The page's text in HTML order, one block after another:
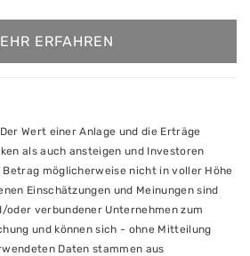
ERFAHREN
Wert einer Anlage und die Erträge
als auch ansteigen und Investoren
möglicherweise nicht in voller Höhe
Einschätzungen und Meinungen sind
oder verbundener Unternehmen zum
und können sich - ohne Mitteilung
Daten stammen aus